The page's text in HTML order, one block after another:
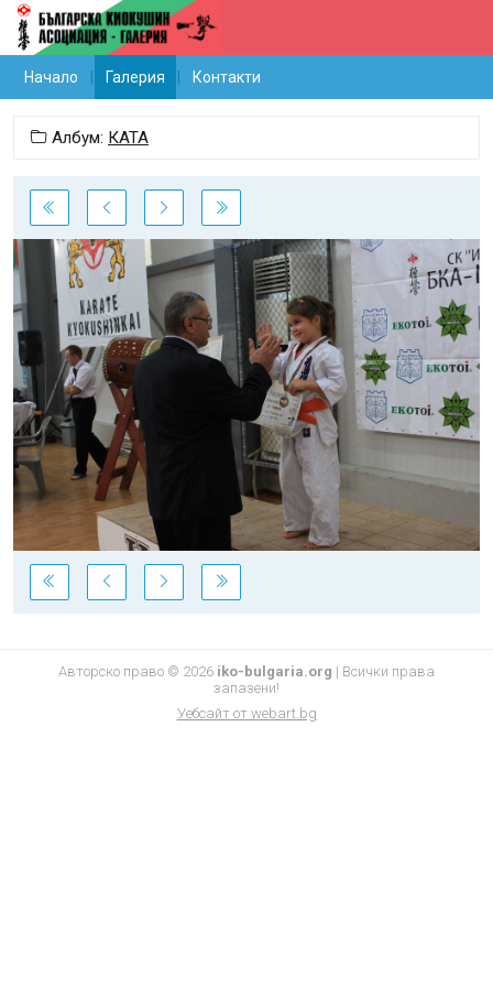
Начало Галерия Контакти
Албум: КАТА
Авторско право © 2026 iko-bulgaria.org | Всички права
запазени!
Уебсайт от webart.bg